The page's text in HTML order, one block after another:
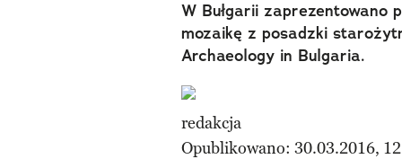
W Bułgarii zaprezentowano
mozaikę z posadzki
Archaeology in Bulgaria.
redakcja
Opublikowano: 30.03.2016,